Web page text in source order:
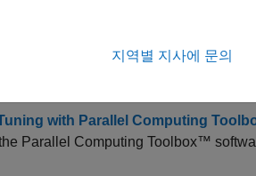
with Parallel Computing
Parallel Computing Toolbox™
지역별 지사에 문의